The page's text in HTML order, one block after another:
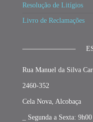
Resolução de Litígios
Livro de Reclamações
Rua Manuel da Silva
2460-352
Cela Nova, Alcobaça
_ Segunda a Sexta: